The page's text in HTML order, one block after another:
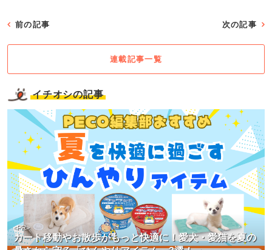
前の記事 次の記事
連載記事一覧
イチオシの記事
カート移動やお散歩がもっと快適に！愛犬・愛猫を夏の
<PR>